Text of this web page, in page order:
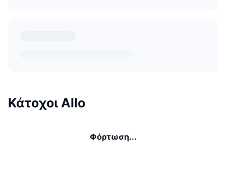
Κάτοχοι Allo
Φόρτωση...